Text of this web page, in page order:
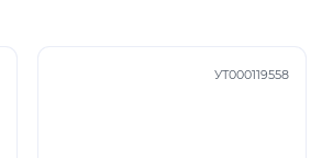
УТ000119558